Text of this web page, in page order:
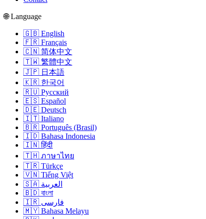
🌐 Language
🇬🇧 English
🇫🇷 Français
🇨🇳 简体中文
🇹🇼 繁體中文
🇯🇵 日本語
🇰🇷 한국어
🇷🇺 Русский
🇪🇸 Español
🇩🇪 Deutsch
🇮🇹 Italiano
🇧🇷 Português (Brasil)
🇮🇩 Bahasa Indonesia
🇮🇳 हिंदी
🇹🇭 ภาษาไทย
🇹🇷 Türkçe
🇻🇳 Tiếng Việt
🇸🇦 العربية
🇧🇩 বাংলা
🇮🇷 فارسی
🇲🇾 Bahasa Melayu